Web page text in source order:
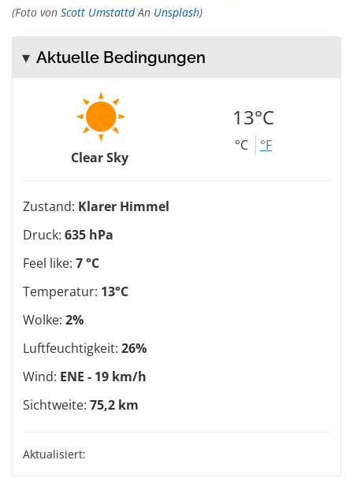
(Foto von Scott UmstattdAn Unsplash)
Aktuelle Bedingungen
Clear Sky
13°C
°C °F
Zustand: Klarer Himmel
Druck: 635 hPa
Feel like: 7 °C
Temperatur: 13°C
Wolke: 2%
Luftfeuchtigkeit: 26%
Wind: ENE - 19 km/h
Sichtweite: 75,2 km
Aktualisiert: